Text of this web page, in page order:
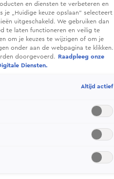
huidige locatie
en diensten te verbeteren en
„Huidige keuze opslaan” selecteert
uitgeschakeld. We gebruiken dan
te laten functioneren en veilig te
om je keuzes te wijzigen of om je
onder aan de webpagina te klikken.
doorgevoerd.
Raadpleeg onze
Diensten.
Altijd actief